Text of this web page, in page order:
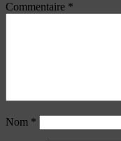
Commentaire *
Nom *